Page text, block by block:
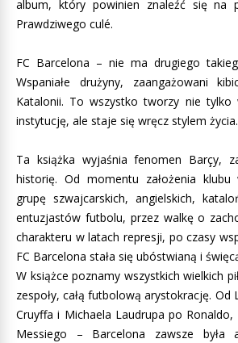
album, który powinien znaleźć się na
Prawdziwego culé.
FC Barcelona – nie ma drugiego
Wspaniałe drużyny, zaangażowani
Katalonii. To wszystko tworzy nie tylko
instytucję, ale staje się wręcz stylem życia.
Ta książka wyjaśnia fenomen Barçy,
historię. Od momentu założenia
grupę szwajcarskich, angielskich,
entuzjastów futbolu, przez walkę o
charakteru w latach represji, po czasy
FC Barcelona stała się ubóstwianą i
W książce poznamy wszystkich wielkich
zespoły, całą futbolową arystokrację. Od
Cruyffa i Michaela Laudrupa po
Messiego – Barcelona zawsze była